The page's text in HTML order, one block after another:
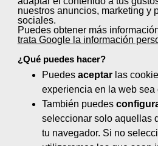
nuestros anuncios, marketing y
sociales.
Puedes obtener más
trata Google la información
¿Qué puedes hacer?
Puedes aceptarlas
experiencia en la web sea
También puedes
seleccionar solo aquellas
tu navegador. Si no
Modalidad:Teleformación
110h.
Ensayos de control de
industria del papel
Modalidad:Teleformación
Tratamientos
Modalidad:Teleformación